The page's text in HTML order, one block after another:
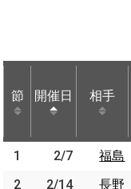
節 開催日 相手
節 開催日 相手
1 2/7 福島
2
2/14 長野
節 開催日 相手
1 2/7
福島
2
2/14
長野